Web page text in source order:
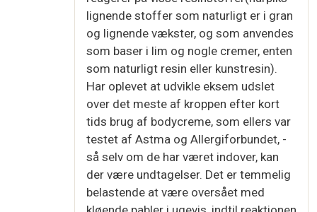
lignende stoffer som naturligt er i gran
og lignende vækster, og som anvendes
som baser i lim og nogle cremer, enten
som naturligt resin eller kunstresin).
Har oplevet at udvikle eksem udslet
over det meste af kroppen efter kort
tids brug af bodycreme, som ellers var
testet af Astma og Allergiforbundet, -
så selv om de har været indover, kan
der være undtagelser. Det er temmelig
belastende at være oversået med